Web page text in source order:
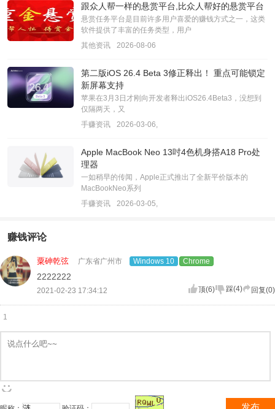
跟众人帮一样的悬赏平台,比众人帮好的悬赏平台
悬赏任务平台是目前许多用户喜爱的赚钱方式之一，这类
软件提供了丰富的任务类型，用户
其他资讯
2026-08-06
第二版iOS 26.4 Beta 3修正释出！ 重点可能锁定
新屏幕支持
苹果在3月3日才刚向开发者释出iOS26.4Beta3，没想到
仅隔两天，又
手赚资讯
2026-03-06,
Apple MacBook Neo 13吋4色机身搭A18 Pro处
理器
一如稍早的传闻，Apple正式推出了全新平价版本的
MacBookNeo系列
手赚资讯
2026-03-05,
赚钱评论
粟砷乾弦 广东省广州市 Windows 10 Chrome
2222222
2021-02-23 17:34:12 回复(0)
踩(4)
顶(6)
1
发布